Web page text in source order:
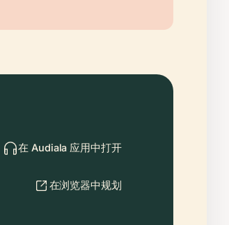
在 Audiala 应用中打开
在浏览器中规划